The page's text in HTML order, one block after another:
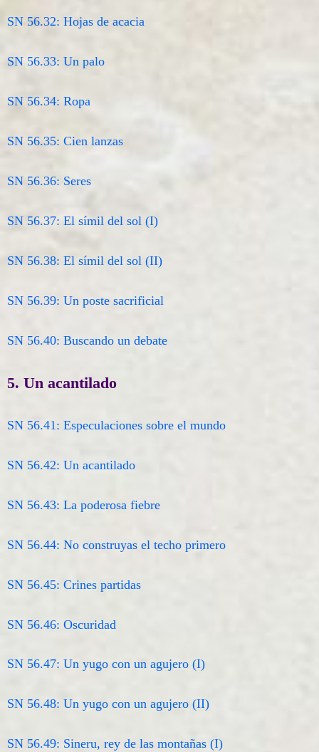
SN 56.32: Hojas de acacia
SN 56.33: Un palo
SN 56.34: Ropa
SN 56.35: Cien lanzas
SN 56.36: Seres
SN 56.37: El símil del sol (I)
SN 56.38: El símil del sol (II)
SN 56.39: Un poste sacrificial
SN 56.40: Buscando un debate
5. Un acantilado
SN 56.41: Especulaciones sobre el mundo
SN 56.42: Un acantilado
SN 56.43: La poderosa fiebre
SN 56.44: No construyas el techo primero
SN 56.45: Crines partidas
SN 56.46: Oscuridad
SN 56.47: Un yugo con un agujero (I)
SN 56.48: Un yugo con un agujero (II)
SN 56.49: Sineru, rey de las montañas (I)